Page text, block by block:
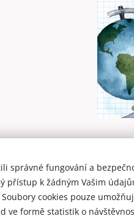
správné fungování a
přístup k žádným Vašim
cookies pouze
ve formě statistik o